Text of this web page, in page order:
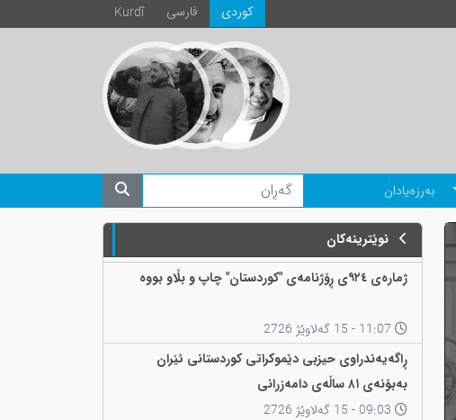
Kurdî فارسی كوردی
بەرزەیادان
نوێترینەکان
ژمارەی ٩٢٤ی ڕۆژنامەی "کوردستان" چاپ و بڵاو بووە
ڕاگەیەندراوی حیزبی دێموکراتی کوردستانی ئێران
بەبۆنەی ٨١ ساڵەی دامەزرانی